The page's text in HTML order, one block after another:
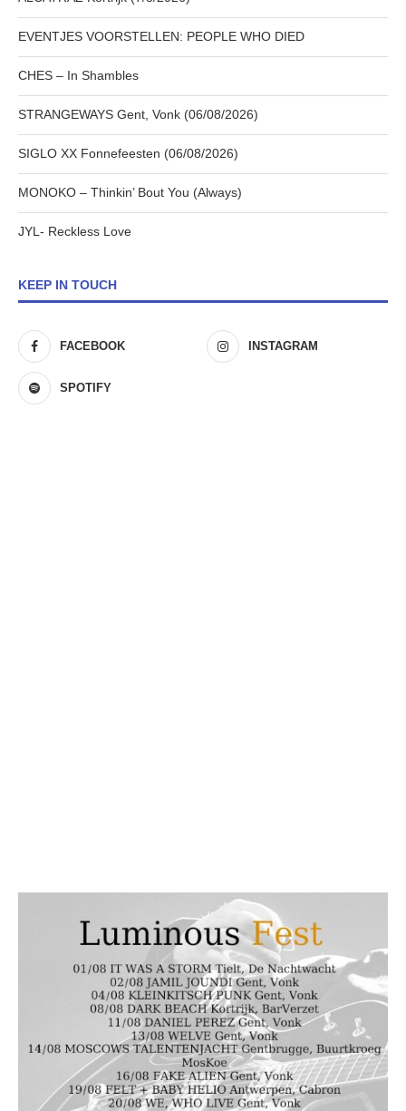
EVENTJES VOORSTELLEN: PEOPLE WHO DIED
CHES – In Shambles
STRANGEWAYS Gent, Vonk (06/08/2026)
SIGLO XX Fonnefeesten (06/08/2026)
MONOKO – Thinkin’ Bout You (Always)
JYL- Reckless Love
KEEP IN TOUCH
FACEBOOK INSTAGRAM
SPOTIFY